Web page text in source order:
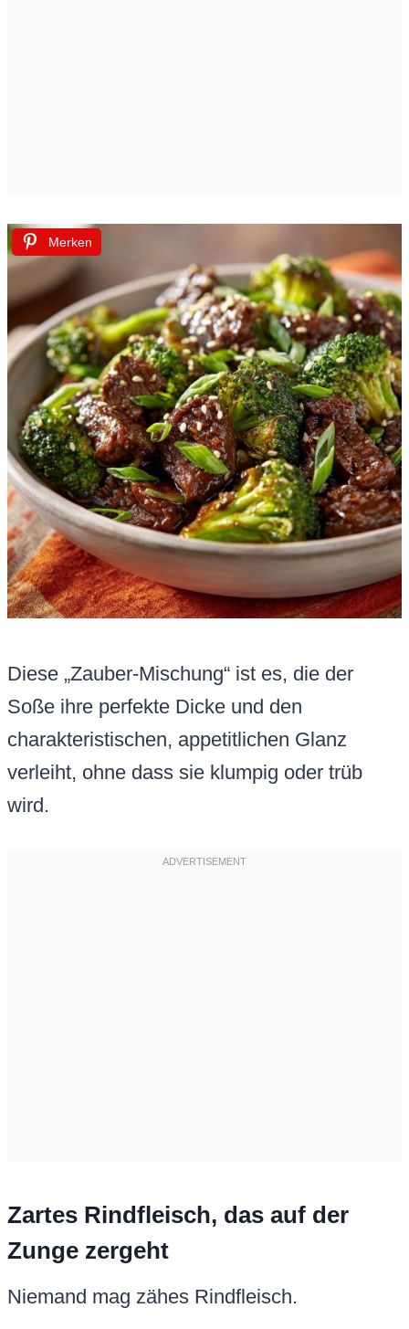
Merken
Diese „Zauber-Mischung“ ist es, die der
Soße ihre perfekte Dicke und den
charakteristischen, appetitlichen Glanz
verleiht, ohne dass sie klumpig oder trüb
wird.
Zartes Rindfleisch, das auf der
Zunge zergeht
Niemand mag zähes Rindfleisch.